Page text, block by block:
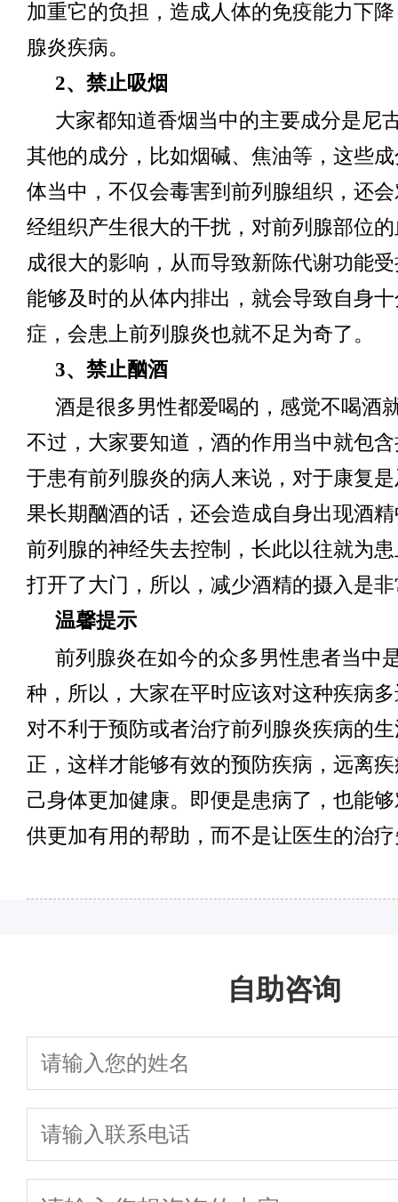
加重它的负担，造成人体的免疫能力下
腺炎疾病。
2、禁止吸烟
大家都知道香烟当中的主要成分是尼
其他的成分，比如烟碱、焦油等，这些
体当中，不仅会毒害到前列腺组织，还
经组织产生很大的干扰，对前列腺部位
成很大的影响，从而导致新陈代谢功能
能够及时的从体内排出，就会导致自身
症，会患上前列腺炎也就不足为奇了。
3、禁止酗酒
酒是很多男性都爱喝的，感觉不喝酒
不过，大家要知道，酒的作用当中就包
于患有前列腺炎的病人来说，对于康复
果长期酗酒的话，还会造成自身出现酒
前列腺的神经失去控制，长此以往就为
打开了大门，所以，减少酒精的摄入是
温馨提示
前列腺炎在如今的众多男性患者当中
种，所以，大家在平时应该对这种疾病
对不利于预防或者治疗前列腺炎疾病的
正，这样才能够有效的预防疾病，远离
己身体更加健康。即便是患病了，也能
供更加有用的帮助，而不是让医生的治
自助咨询